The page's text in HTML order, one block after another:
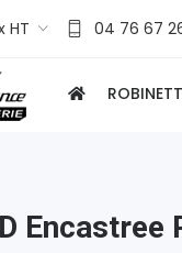
HT 04 76 67
Encastree